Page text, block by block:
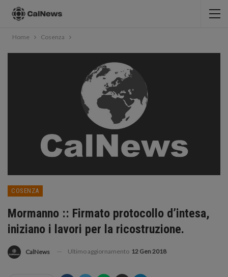
Home Cosenza
COSENZA
Mormanno :: Firmato protocollo d’intesa,
iniziano i lavori per la ricostruzione.
CalNews Ultimo aggiornamento 12 Gen 2018